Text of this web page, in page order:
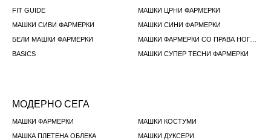
FIT GUIDE
МАШКИ ЦРНИ ФАРМЕРКИ
МАШКИ СИВИ ФАРМЕРКИ
МАШКИ СИНИ ФАРМЕРКИ
БЕЛИ МАШКИ ФАРМЕРКИ
МАШКИ ФАРМЕРКИ СО ПРАВА НОГАВИЦИ
BASICS
МАШКИ СУПЕР ТЕСНИ ФАРМЕРКИ
МОДЕРНО СЕГА
МАШКИ ФАРМЕРКИ
МАШКИ КОСТУМИ
МАШКА ПЛЕТЕНА ОБЛЕКА
МАШКИ ДУКСЕРИ